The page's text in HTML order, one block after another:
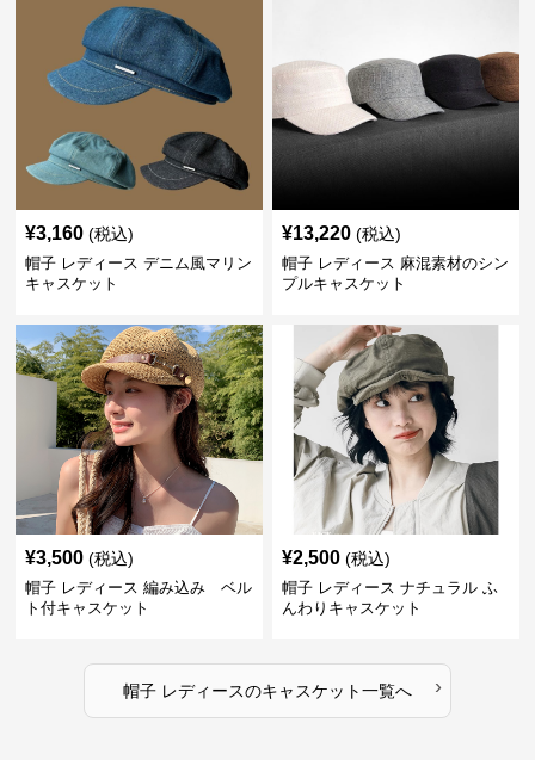
¥3,160 (税込)
帽子 レディース デニム風マリン
キャスケット
¥13,220 (税込)
帽子 レディース 麻混素材のシン
プルキャスケット
¥3,500 (税込)
帽子 レディース 編み込み ベル
ト付キャスケット
¥2,500 (税込)
帽子 レディース ナチュラル ふ
んわりキャスケット
帽子 レディースのキャスケット一覧へ ›